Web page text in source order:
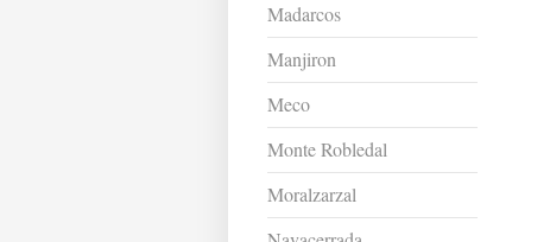
Madarcos
Manjiron
Meco
Monte Robledal
Moralzarzal